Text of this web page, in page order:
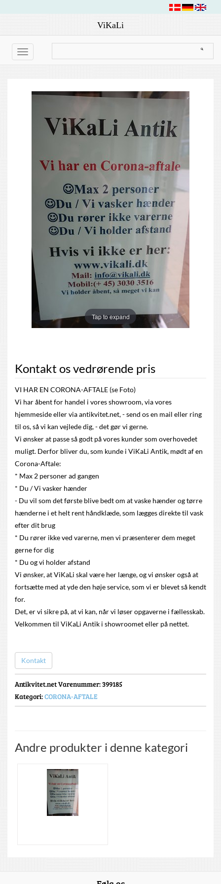
ViKaLi
Toggle
navigation
Tap to expand
Kontakt os vedrørende pris
VI HAR EN CORONA-AFTALE (se Foto)
Vi har åbent for handel i vores showroom, via vores
hjemmeside eller via antikvitet.net, - send os en mail eller ring
til os, så vi kan vejlede dig, - det gør vi gerne.
Vi ønsker at passe så godt på vores kunder som overhovedet
muligt. Derfor bliver du, som kunde i ViKaLi Antik, mødt af en
Corona-Aftale:
* Max 2 personer ad gangen
* Du / Vi vasker hænder
- Du vil som det første blive bedt om at vaske hænder og tørre
hænderne i et helt rent håndklæde, som lægges direkte til vask
efter dit brug
* Du rører ikke ved varerne, men vi præsenterer dem meget
gerne for dig
* Du og vi holder afstand
Vi ønsker, at ViKaLi skal være her længe, og vi ønsker også at
fortsætte med at yde den høje service, som vi er blevet så kendt
for.
Det, er vi sikre på, at vi kan, når vi løser opgaverne i fællesskab.
Velkommen til ViKaLi Antik i showroomet eller på nettet.
Kontakt
Antikvitet.net Varenummer: 399185
Kategori:CORONA-AFTALE
Andre produkter i denne kategori